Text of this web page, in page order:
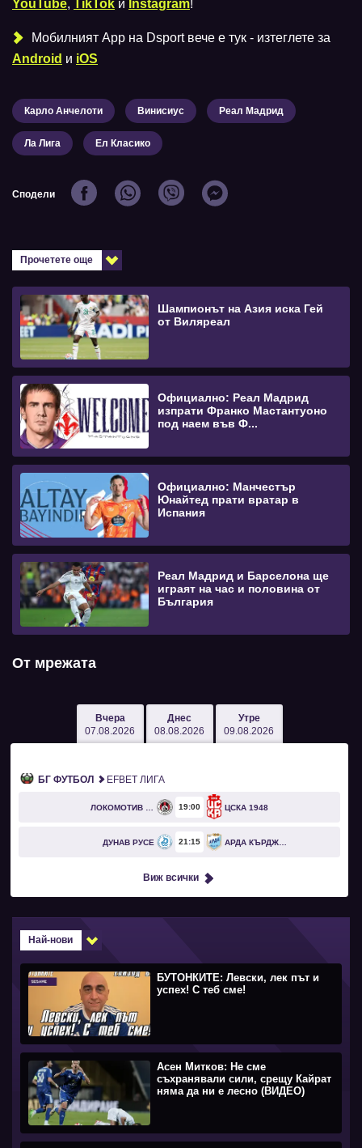
YouTube, TikTok и Instagram!
Мобилният Аpp на Dsport вече е тук - изтеглете за
Android и iOS
Карло Анчелоти Винисиус Реал Мадрид
Ла Лига Ел Класико
Сподели
Прочетете още
Шампионът на Азия иска Гей
от Виляреал
Официално: Реал Мадрид
изпрати Франко Мастантуоно
под наем във Ф...
Официално: Манчестър
Юнайтед прати вратар в
Испания
Реал Мадрид и Барселона ще
играят на час и половина от
България
От мрежата
Вчера
07.08.2026
Днес
08.08.2026
Утре
09.08.2026
БГ ФУТБОЛ EFBET ЛИГА
19 00 ЦСКА 1948
ДУНАВ РУСЕ 21 15 АРДА КЪРДЖАЛИ
Виж всички
Най-нови
БУТОНКИТЕ: Левски, лек път и
успех! С теб сме!
Асен Митков: Не сме
съхранявали сили, срещу Кайрат
няма да ни е лесно (ВИДЕО)